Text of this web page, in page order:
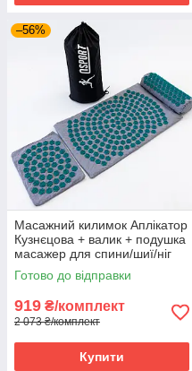
–56%
Масажний килимок Аплікатор
Кузнєцова + валик + подушка
масажер для спини/шиї/ніг
OSPORT Lotus Set (n-0003)
Сіро-бірюзовий
Готово до відправки
919 ₴/комплект
2 073 ₴/комплект
Купити